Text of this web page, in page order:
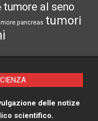
tumore al seno
pancreas tumori
delle notize
scientifico.